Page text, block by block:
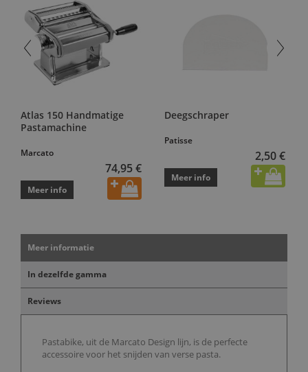
Atlas 150 Handmatige
Pastamachine
Marcato
74,95 €
Meer info
Deegschraper
Patisse
2,50 €
Meer info
Meer informatie
In dezelfde gamma
Reviews
Pastabike, uit de Marcato Design lijn, is de perfecte
accessoire voor het snijden van verse pasta.